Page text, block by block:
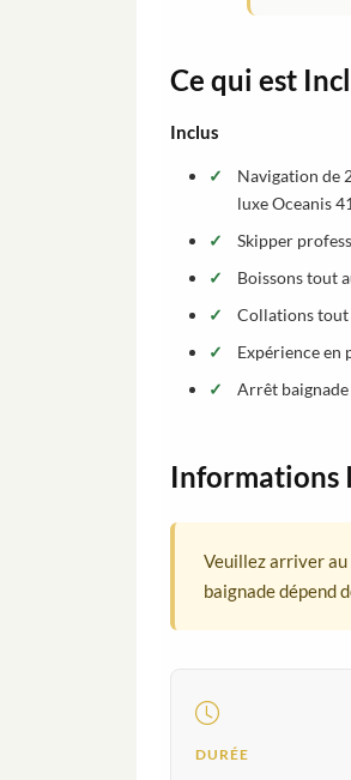
Ce qui est
Inclus
Navigation de
luxe Oceanis 41
Skipper
Boissons tout
Collations tout
Expérience en
Arrêt
Informations
Veuillez arriver
baignade dépend
DURÉE